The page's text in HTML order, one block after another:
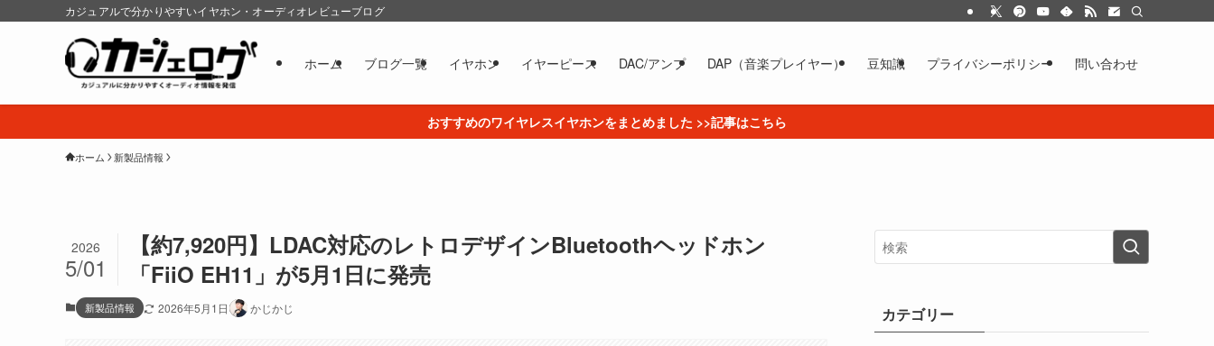
カジュアルで分かりやすいイヤホン・オーディオレビューブログ
ホーム ブログ一覧 イヤホン イヤーピース DAC/アンプ DAP（音楽プレイヤー） 豆知識 プライバシーポリシー 問い合わせ
おすすめのワイヤレスイヤホンをまとめました >>記事はこちら
ホーム 新製品情報
【約7,920円】LDAC対応のレトロデザインBluetoothヘッドホン
「FiiO EH11」が5月1日に発売
2026
5/01
新製品情報 2026年5月1日 かじかじ カテゴリー